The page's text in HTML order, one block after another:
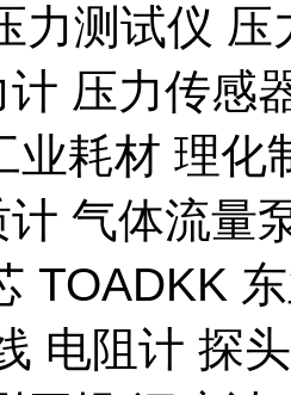
力测试仪
压力传感
业耗材 理化
气体流量
TOADKK
电阻计 探